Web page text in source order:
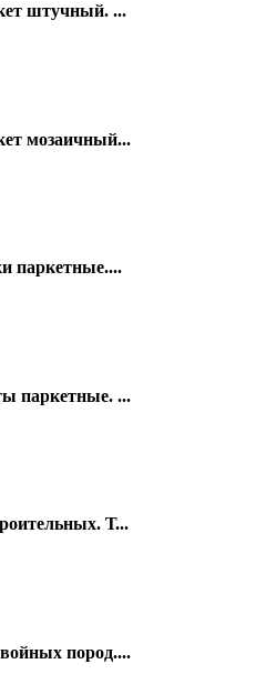
штучный. ...
мозаичный...
паркетные....
паркетные. ...
Т...
пород....